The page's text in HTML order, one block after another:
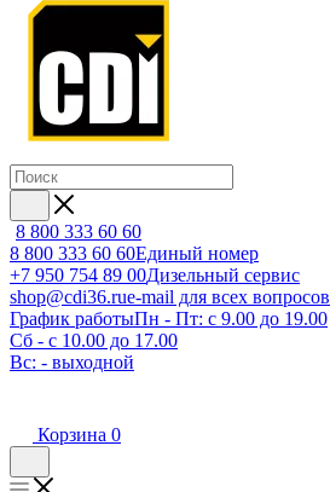
8 800 333 60 60
8 800 333 60 60Единый номер
+7 950 754 89 00Дизельный сервис
shop@cdi36.rue-mail для всех вопросов
График работыПн - Пт: с 9.00 до 19.00
Сб - с 10.00 до 17.00
Вс: - выходной
Корзина 0